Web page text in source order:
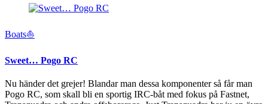
Boats⛵️
Sweet… Pogo RC
Nu händer det grejer! Blandar man dessa komponenter så får man
Pogo RC, som skall bli en sportig IRC-båt med fokus på Fastnet,